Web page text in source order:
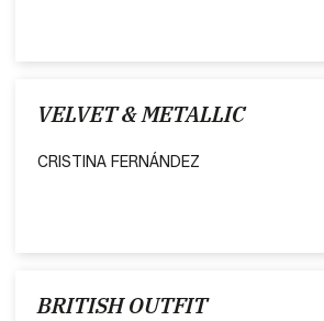
VELVET & METALLIC
CRISTINA FERNÁNDEZ
BRITISH OUTFIT